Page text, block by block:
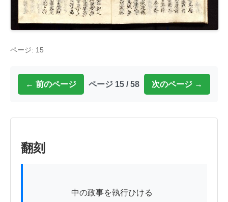
ページ: 15
← 前のページ ページ 15 / 58 次のページ →
翻刻